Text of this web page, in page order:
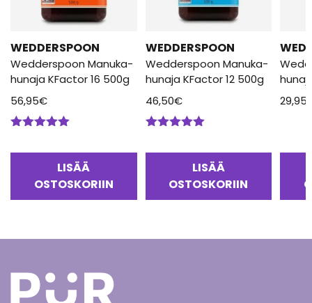
WEDDERSPOON
Wedderspoon Manuka-
hunaja KFactor 16 500g
56,95€
LISÄÄ
OSTOSKORIIN
WEDDERSPOON
Wedderspoon Manuka-
hunaja KFactor 12 500g
46,50€
LISÄÄ
OSTOSKORIIN
29,95